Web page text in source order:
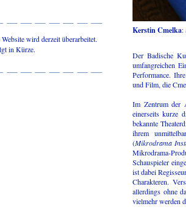
wird derzeit überarbeitet.
in Kürze.
Kerstin Cmelka:
Der Badische
umfangreichen
Performance.
und Film, die
Im Zentrum der
einerseits kurze
bekannte
ihrem
(Mikrodrama
Mikrodrama-
Schauspieler
ist dabei
Charakteren.
allerdings ohne
vielmehr werden